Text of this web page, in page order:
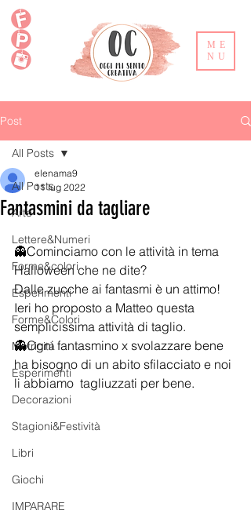
ME
NU
Post
All Posts
Arte
Lettere&Numeri
Forme&colori
Esperimenti
Forme&Colori
Motricità
Esperimenti
Decorazioni
Stagioni&Festività
Libri
Giochi
IMPARARE
All Posts
Fantasmini da tagliare
elenama9
11 lug 2022
👻Cominciamo con le attività in tema
Halloween che ne dite?
Dalle zucche ai fantasmi è un attimo!
Ieri ho proposto a Matteo questa
semplicissima attività di taglio.
👻Ogni fantasmino x svolazzare bene
ha bisogno di un abito sfilacciato e noi
li abbiamo  tagliuzzati per bene.